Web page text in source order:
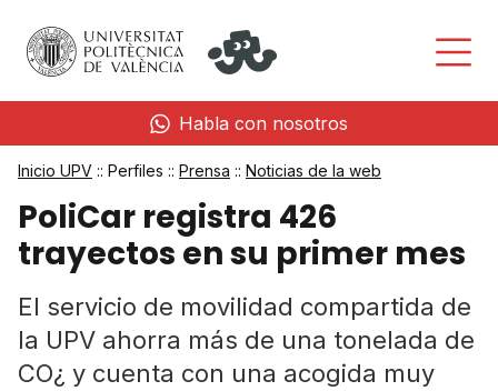
Habla con nosotros
Inicio UPV :: Perfiles :: Prensa :: Noticias de la web
PoliCar registra 426
trayectos en su primer mes
El servicio de movilidad compartida de
la UPV ahorra más de una tonelada de
CO¿ y cuenta con una acogida muy